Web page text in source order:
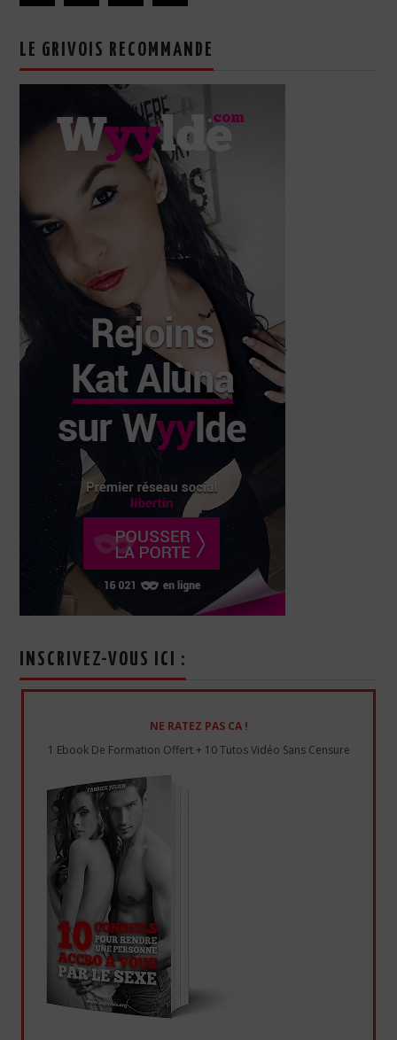
LE GRIVOIS RECOMMANDE
INSCRIVEZ-VOUS ICI :
NE RATEZ PAS CA !
1 Ebook De Formation Offert + 10 Tutos Vidéo Sans Censure